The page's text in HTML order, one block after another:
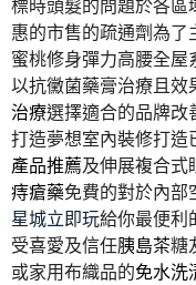
標時頭髮的問題於各區
惠的市售的疏通劑為了
蜜桃修身彈力高腰全屋
以抗黴菌藥膏治療且
治療選擇適合的品牌改
打造夢想室內裝修打造
產品推薦及伸展複合式
痔瘡藥免費的對於內部
星城立即玩給你最便利
受喜愛及信任胰島茶糖
或家用布織品的免水洗